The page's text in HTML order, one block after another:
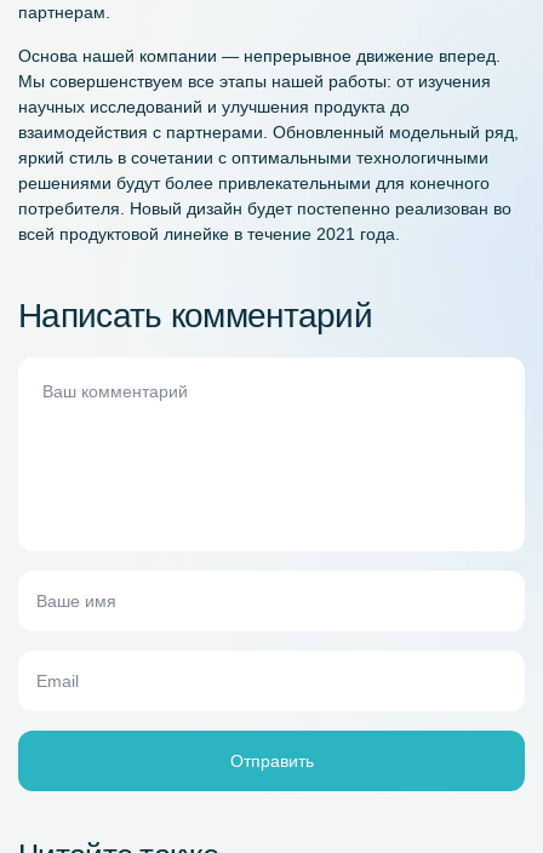
партнерам.
Основа нашей компании — непрерывное движение вперед.
Мы совершенствуем все этапы нашей работы: от изучения
научных исследований и улучшения продукта до
взаимодействия с партнерами. Обновленный модельный ряд,
яркий стиль в сочетании с оптимальными технологичными
решениями будут более привлекательными для конечного
потребителя. Новый дизайн будет постепенно реализован во
всей продуктовой линейке в течение 2021 года.
Написать комментарий